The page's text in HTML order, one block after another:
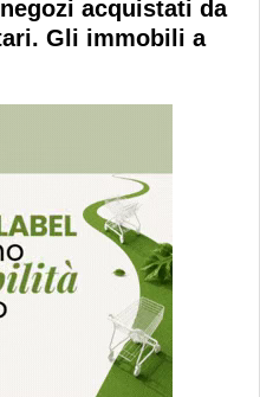
acquistati da
Gli immobili a